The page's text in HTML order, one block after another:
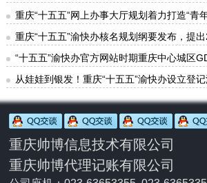
重庆“十五五”网上办事大厅规划着力打造“青
重庆“十五五”渝快办核名规划纲要发布，提
“十五五”渝快办官方网站时期重庆中心城区
从娃娃到银发！重庆“十五五”渝快办设立登
重庆帅博信息技术有限公司
重庆帅博代理记账有限公司